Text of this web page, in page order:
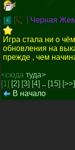
[ ] Черная
Игра стала ни о
обновления на
прежде , чем
<сюда туда>
[1] [2] [3] [4] .. [15] [>>]
В начало